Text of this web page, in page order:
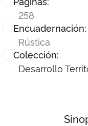
258
Encuadernación:
Rústica
Colección:
Desarrollo